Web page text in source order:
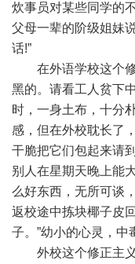
炊事员对某些同学的
父母一辈的阶级姐妹
话!”
在外语学校这个修
黑的。请看工人贫下
时，一身土布，十分
感，但在外校耽长了
干脆把它们包起来请
别人在星期天晚上能
么好东西，无所可谈
返校途中拣块椰子皮
子。”幼小的心灵，中
外校这个修正主义